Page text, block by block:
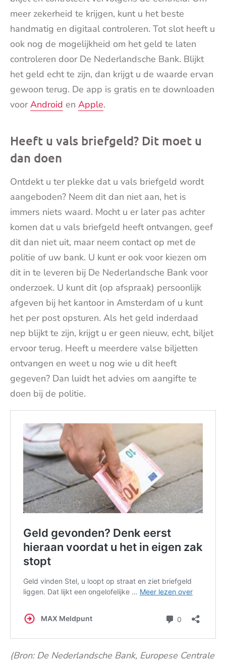
meer zekerheid te krijgen, kunt u het beste
handmatig en digitaal controleren. Tot slot heeft u
ook nog de mogelijkheid om het geld te laten
controleren door De Nederlandsche Bank. Blijkt
het geld echt te zijn, dan krijgt u de waarde ervan
gewoon terug. De app is gratis en te downloaden
voorAndroid en Apple.
Heeft u vals briefgeld? Dit moet u
dan doen
Ontdekt u ter plekke dat u vals briefgeld wordt
aangeboden? Neem dit dan niet aan, het is
immers niets waard. Mocht u er later pas achter
komen dat u vals briefgeld heeft ontvangen, geef
dit dan niet uit, maar neem contact op met de
politie of uw bank. U kunt er ook voor kiezen om
dit in te leveren bij De Nederlandsche Bank voor
onderzoek. U kunt dit (op afspraak) persoonlijk
afgeven bij het kantoor in Amsterdam of u kunt
het per post opsturen. Als het geld inderdaad
nep blijkt te zijn, krijgt u er geen nieuw, echt, biljet
ervoor terug. Heeft u meerdere valse biljetten
ontvangen en weet u nog wie u dit heeft
gegeven? Dan luidt het advies om aangifte te
doen bij de politie.
(Bron: De Nederlandsche Bank, Europese Centrale